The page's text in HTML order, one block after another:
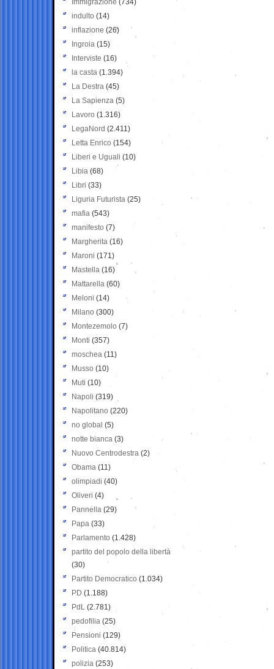
Immigrazione (734)
indulto (14)
inflazione (26)
Ingroia (15)
Interviste (16)
la casta (1.394)
La Destra (45)
La Sapienza (5)
Lavoro (1.316)
LegaNord (2.411)
Letta Enrico (154)
Liberi e Uguali (10)
Libia (68)
Libri (33)
Liguria Futurista (25)
mafia (543)
manifesto (7)
Margherita (16)
Maroni (171)
Mastella (16)
Mattarella (60)
Meloni (14)
Milano (300)
Montezemolo (7)
Monti (357)
moschea (11)
Musso (10)
Muti (10)
Napoli (319)
Napolitano (220)
no global (5)
notte bianca (3)
Nuovo Centrodestra (2)
Obama (11)
olimpiadi (40)
Oliveri (4)
Pannella (29)
Papa (33)
Parlamento (1.428)
partito del popolo della libertà
(30)
Partito Democratico (1.034)
PD (1.188)
PdL (2.781)
pedofilia (25)
Pensioni (129)
Politica (40.814)
polizia (253)